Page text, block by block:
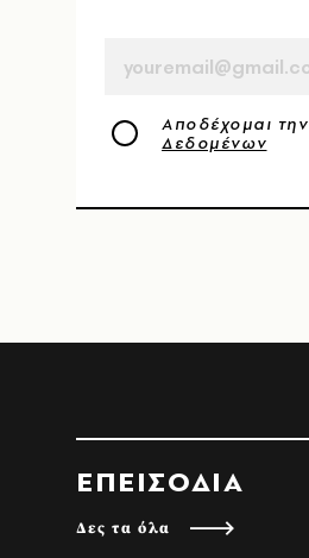
Αποδέχομαι την
Δεδομένων
ΕΠΕΙΣΟΔΙΑ
Δες τα όλα